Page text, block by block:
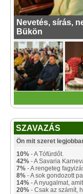
Nevetés, sírás,
Bükön
SZAVAZÁS
Ön mit szeret
10% - A Tófürdőt.
42% - A Savaria
7% - A rengeteg
8% - A sok gondozott
14% - A nyugalmat,
20% - Csak az számít,